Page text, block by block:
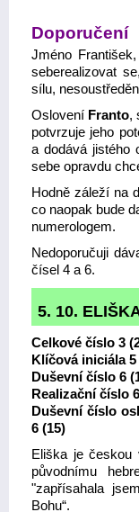
Doporučení
Jméno
seberealizovat
sílu,
Oslovení Franto,
potvrzuje jeho
a dodává jistého
sebe opravdu
Hodně záleží na
co naopak bude
numerologem.
Nedoporučuji
čísel 4 a 6.
5. 10.
Celkové číslo 3
Klíčová iniciála 5
Duševní číslo 6
Realizační číslo 6
Duševní číslo
6 (15)
Eliška je českou
původnímu
"zapřísahala
Bohu“.